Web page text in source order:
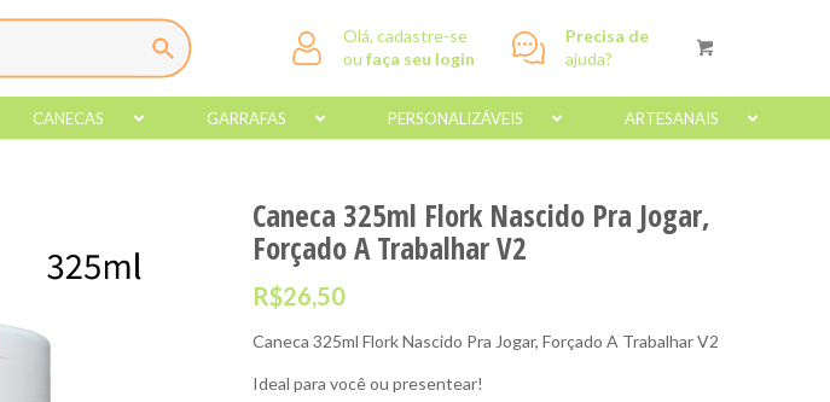
Olá, cadastre-se
oufaça seu login
Precisa de
ajuda?
CANECAS GARRAFAS PERSONALIZÁVEIS ARTESANAIS
Caneca 325ml Flork Nascido Pra Jogar,
Forçado A Trabalhar V2
R$26,50
Caneca 325ml Flork Nascido Pra Jogar, Forçado A Trabalhar V2
Ideal para você ou presentear!